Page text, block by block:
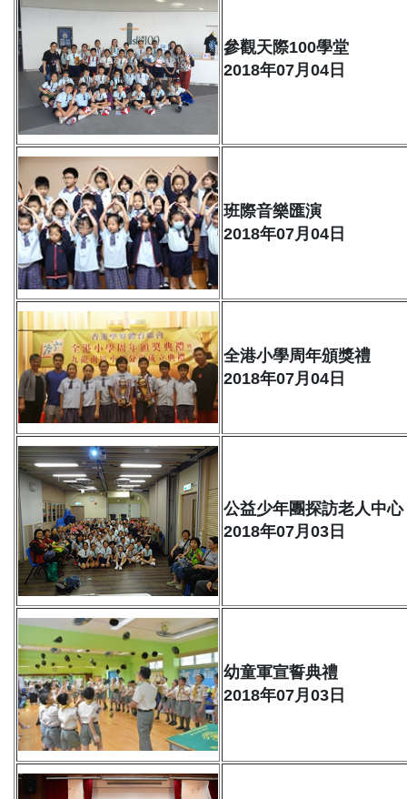
參觀天際100學堂
2018年07月04日
班際音樂匯演
2018年07月04日
全港小學周年頒獎禮
2018年07月04日
公益少年團探訪老人中心
2018年07月03日
幼童軍宣誓典禮
2018年07月03日